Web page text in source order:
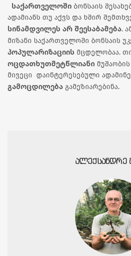
საქართველოში ბონსაის
ადამიანს თუ აქვს და ხშირ
სინამდვილეს არ შეესაბამება.
მიზანი საქართველოში ბონსაის
პოპულარიზაციის მცდელობაა.
ოცდათხუთმეტწლიანი
მივეცი დაინტერესებული
გამოცდილება გამეზიარებინა.
ᲐᲚᲔᲥᲡᲐᲜᲓᲠᲔ